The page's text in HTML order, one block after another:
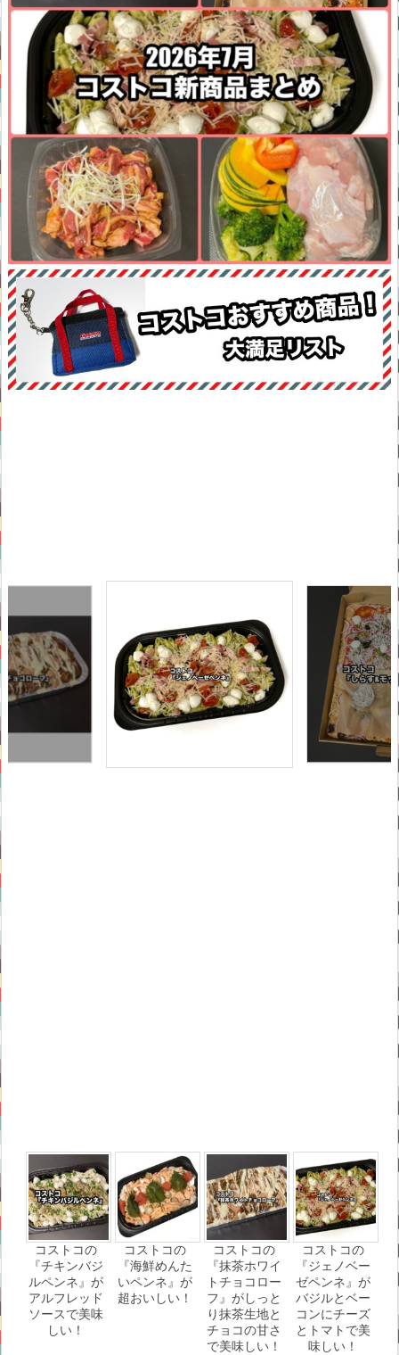
コストコの
『チキンバジ
ルペンネ』が
アルフレッド
ソースで美味
しい！
コストコの
『海鮮めんた
いペンネ』が
超おいしい！
コストコの
『抹茶ホワイ
トチョコロー
フ』がしっと
り抹茶生地と
チョコの甘さ
で美味しい！
コストコの
『ジェノベー
ゼペンネ』が
バジルとベー
コンにチーズ
とトマトで美
味しい！